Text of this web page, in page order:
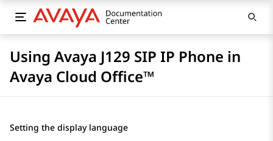
Using Avaya J129 SIP IP Phone in
Avaya Cloud Office™
Setting the display language